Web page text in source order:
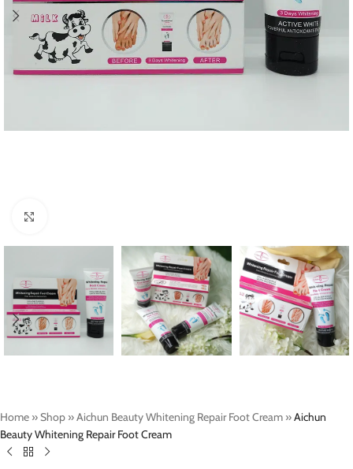
Home »Shop »Aichun Beauty Whitening Repair Foot Cream »Aichun
Beauty Whitening Repair Foot Cream